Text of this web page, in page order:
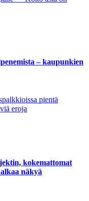
– kaupunkien
pientä
eroja
kokemattomat
näkyä